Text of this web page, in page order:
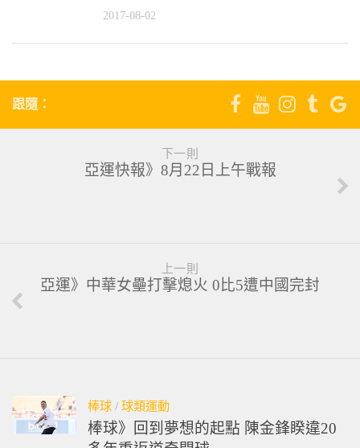
2017-08-02
跟隨：
下一則
亞運快報》8月22日上午戰報
上一則
亞運》中華女壘打擊熄火 0比5遭中國完封
棒球 / 球類運動
棒球》回到夢想的起點 陳金鋒睽違20